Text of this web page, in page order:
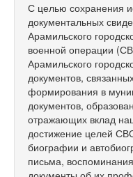
С целью сохранения
документальных
Арамильского
военной операции
Арамильского
документов,
формирования в
документов,
отражающих вклад
достижение целей
биографии и
письма,